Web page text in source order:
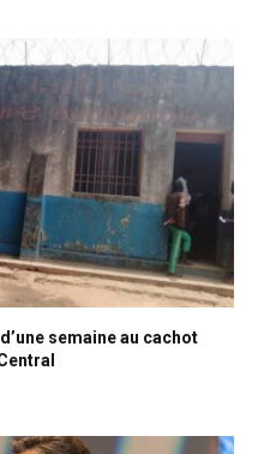
semaine au cachot